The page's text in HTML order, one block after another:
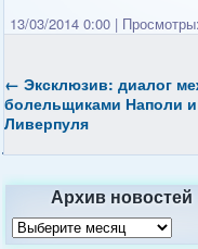
13/03/2014 0:00 |
← Эксклюзив: диалог
болельщиками Наполи и
Ливерпуля
Архив новостей